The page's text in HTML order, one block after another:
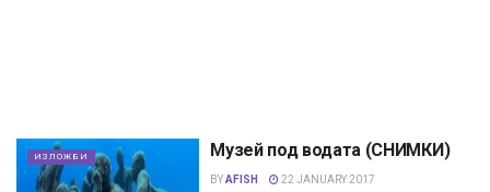
ИЗЛОЖБИ Музей под водата (СНИМКИ)
BYAFISH 22 JANUARY 2017